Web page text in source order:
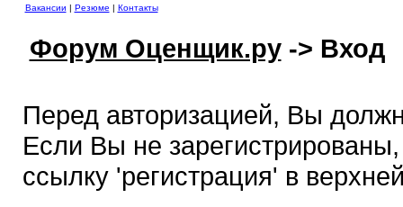
Вакансии | Резюме | Контакты
Форум Оценщик.ру-> Вход
Перед авторизацией, Вы
Если Вы не
ссылку 'регистрация' в